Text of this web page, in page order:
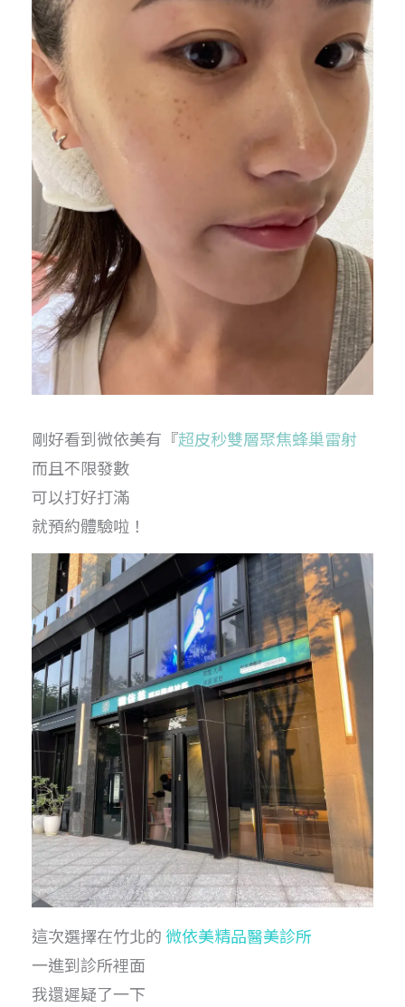
剛好看到微依美有『超皮秒雙層聚焦蜂巢雷射
而且不限發數
可以打好打滿
就預約體驗啦！
這次選擇在竹北的 微依美精品醫美診所
一進到診所裡面
我還遲疑了一下